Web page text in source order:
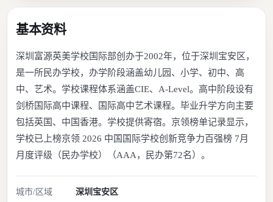
基本资料
深圳富源英美学校国际部创办于2002年，位于深圳宝安区，
是一所民办学校，办学阶段涵盖幼儿园、小学、初中、高
中、艺术。学校课程体系涵盖CIE、A-Level。高中阶段设有
剑桥国际高中课程、国际高中艺术课程。毕业升学方向主要
包括英国、中国香港。学校提供寄宿。京领榜单记录显示，
学校已上榜京领 2026 中国国际学校创新竞争力百强榜 7月
月度评级（民办学校）（AAA，民办第72名）。
城市/区域 深圳 宝安区